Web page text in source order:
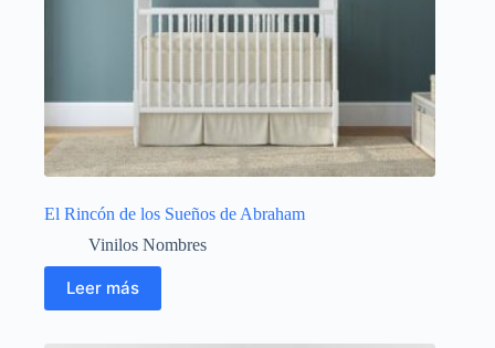
El Rincón de los Sueños de Abraham
Vinilos Nombres
Leer más